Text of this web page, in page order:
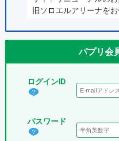
旧ソロエルアリーナを
パプリ会
ログインID
ログ
IDと
パスワード
パス